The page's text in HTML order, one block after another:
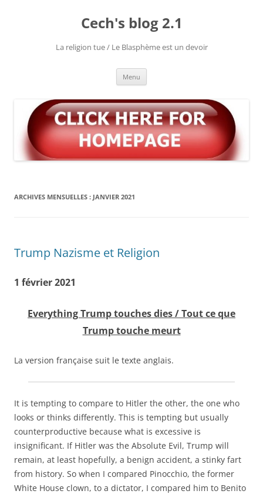
Cech's blog 2.1
La religion tue / Le Blasphème est un devoir
Menu
ARCHIVES MENSUELLES : JANVIER 2021
Trump Nazisme et Religion
1 février 2021
Everything Trump touches dies / Tout ce que
Trump touche meurt
La version française suit le texte anglais.
It is tempting to compare to Hitler the other, the one who
looks or thinks differently. This is tempting but usually
counterproductive because what is excessive is
insignificant. If Hitler was the Absolute Evil, Trump will
remain, at least hopefully, a benign accident, a stinky fart
from history. So when I compared Pinocchio, the former
White House clown, to a dictator, I compared him to Benito